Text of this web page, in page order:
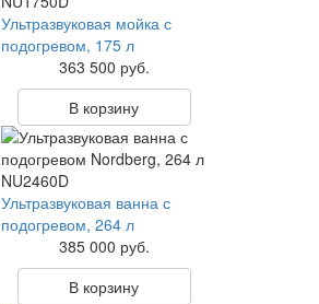
Ультразвуковая мойка с
подогревом, 175 л
363 500 руб.
В корзину
Ультразвуковая ванна с
подогревом, 264 л
385 000 руб.
В корзину